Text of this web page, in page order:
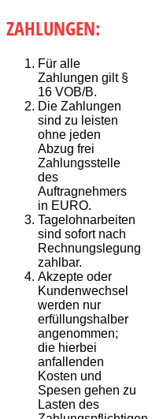
ZAHLUNGEN:
Für alle
Zahlungen gilt §
16 VOB/B.
Die Zahlungen
sind zu leisten
ohne jeden
Abzug frei
Zahlungsstelle
des
Auftragnehmers
in EURO.
Tagelohnarbeiten
sind sofort nach
Rechnungslegung
zahlbar.
Akzepte oder
Kundenwechsel
werden nur
erfüllungshalber
angenommen;
die hierbei
anfallenden
Kosten und
Spesen gehen zu
Lasten des